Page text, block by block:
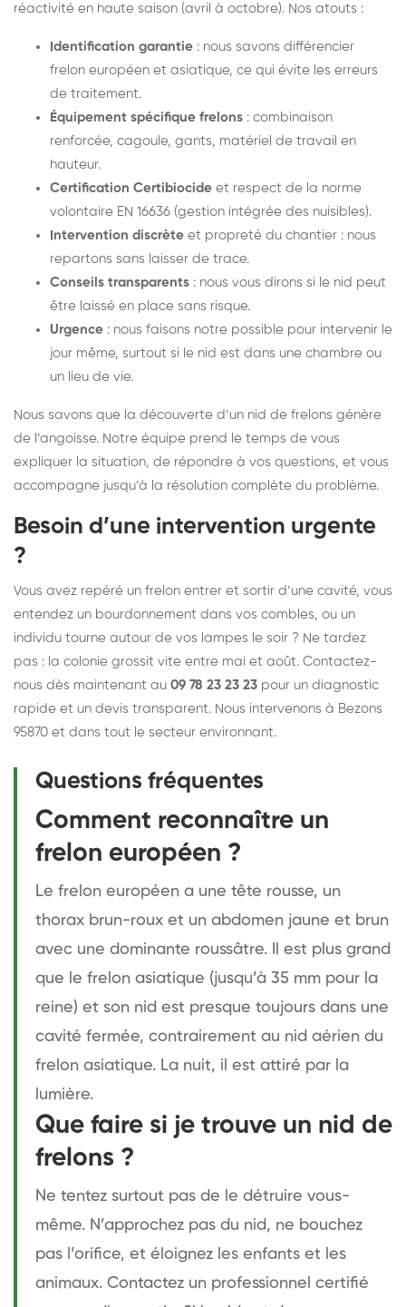
réactivité en haute saison (avril à octobre). Nos atouts :
Identification garantie : nous savons différencier
frelon européen et asiatique, ce qui évite les erreurs
de traitement.
Équipement spécifique frelons : combinaison
renforcée, cagoule, gants, matériel de travail en
hauteur.
Certification Certibiocide et respect de la norme
volontaire EN 16636 (gestion intégrée des nuisibles).
Intervention discrète et propreté du chantier : nous
repartons sans laisser de trace.
Conseils transparents : nous vous dirons si le nid peut
être laissé en place sans risque.
Urgence : nous faisons notre possible pour intervenir le
jour même, surtout si le nid est dans une chambre ou
un lieu de vie.
Nous savons que la découverte d’un nid de frelons génère
de l’angoisse. Notre équipe prend le temps de vous
expliquer la situation, de répondre à vos questions, et vous
accompagne jusqu’à la résolution complète du problème.
Besoin d’une intervention urgente
?
Vous avez repéré un frelon entrer et sortir d’une cavité, vous
entendez un bourdonnement dans vos combles, ou un
individu tourne autour de vos lampes le soir ? Ne tardez
pas : la colonie grossit vite entre mai et août. Contactez-
nous dès maintenant au 09 78 23 23 23 pour un diagnostic
rapide et un devis transparent. Nous intervenons à Bezons
95870 et dans tout le secteur environnant.
Questions fréquentes
Comment reconnaître un
frelon européen ?
Le frelon européen a une tête rousse, un
thorax brun-roux et un abdomen jaune et brun
avec une dominante roussâtre. Il est plus grand
que le frelon asiatique (jusqu’à 35 mm pour la
reine) et son nid est presque toujours dans une
cavité fermée, contrairement au nid aérien du
frelon asiatique. La nuit, il est attiré par la
lumière.
Que faire si je trouve un nid de
frelons ?
Ne tentez surtout pas de le détruire vous-
même. N’approchez pas du nid, ne bouchez
pas l’orifice, et éloignez les enfants et les
animaux. Contactez un professionnel certifié